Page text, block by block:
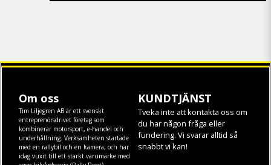
Om oss
Tim Liljegren AB är ett svenskt
entreprenörsdrivet företag som
kombinerar motorsport, e-handel och
underhållning. Verksamheten startade
med en rallybil och en kamera, och har
idag vuxit till ett starkt varumärke med
KUNDTJÄNST
Tveka inte att kontakta oss om
du har någon fråga eller
fundering. Vi svarar alltid så
snabbt vi kan!